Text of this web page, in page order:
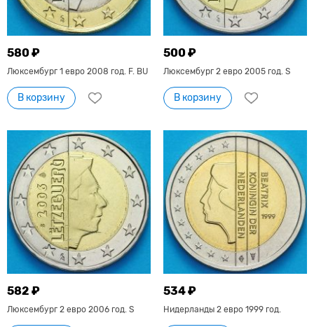
580 ₽
Люксембург 1 евро 2008 год. F. BU
В корзину
500 ₽
Люксембург 2 евро 2005 год. S
В корзину
582 ₽
Люксембург 2 евро 2006 год. S
534 ₽
Нидерланды 2 евро 1999 год.